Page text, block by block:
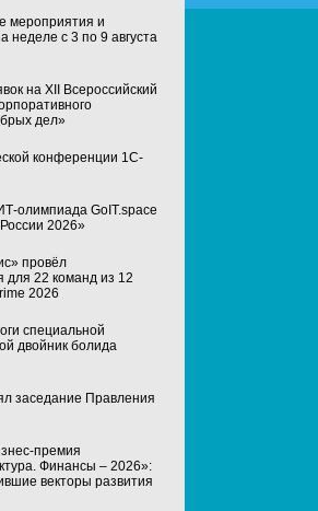
мероприятия и
неделе с 3 по 9 августа
на XII Всероссийский
дел»
конференции 1C-
олимпиада GoIT.space
2026»
провёл
для 22 команд из 12
2026
специальной
двойник болида
заседание Правления
премия
Финансы – 2026»:
векторы развития